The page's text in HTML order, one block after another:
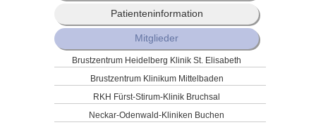
Patienteninformation
Mitglieder
Brustzentrum Heidelberg Klinik St. Elisabeth
Brustzentrum Klinikum Mittelbaden
RKH Fürst-Stirum-Klinik Bruchsal
Neckar-Odenwald-Kliniken Buchen